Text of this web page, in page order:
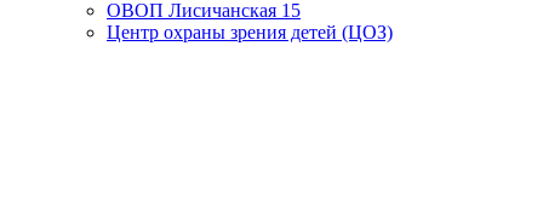
ОВОП Лисичанская 15
Центр охраны зрения детей (ЦОЗ)